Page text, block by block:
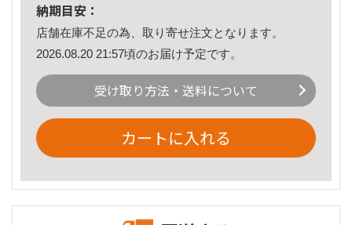
納期目安：
店舗在庫不足の為、取り寄せ注文となります。
2026.08.20 21:57頃のお届け予定です。
受け取り方法・送料について
カートに入れる